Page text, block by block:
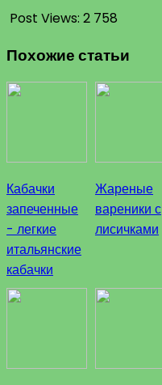
Post Views: 2 758
Похожие статьи
Кабачки
запеченные
- легкие
итальянские
кабачки
Жареные
вареники с
лисичками